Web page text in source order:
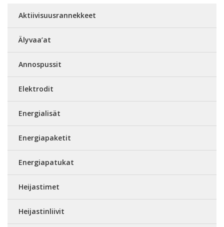
Aktiivisuusrannekkeet
Älyvaa’at
Annospussit
Elektrodit
Energialisät
Energiapaketit
Energiapatukat
Heijastimet
Heijastinliivit